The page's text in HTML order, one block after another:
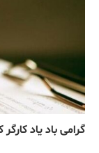
گرامی باد یاد